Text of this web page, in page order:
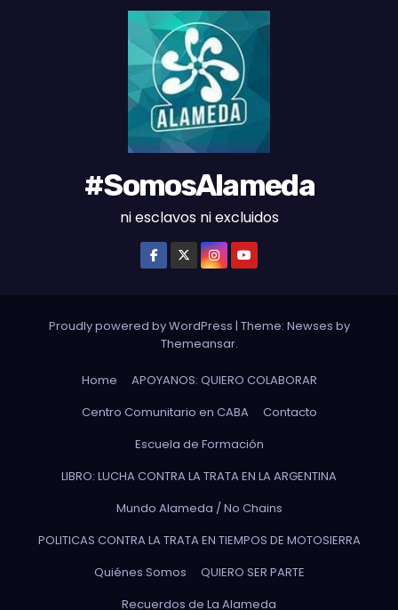
#SomosAlameda
ni esclavos ni excluidos
Proudly powered by WordPress | Theme: Newses by
Themeansar.
Home
APOYANOS: QUIERO COLABORAR
Centro Comunitario en CABA
Contacto
Escuela de Formación
LIBRO: LUCHA CONTRA LA TRATA EN LA ARGENTINA
Mundo Alameda / No Chains
POLITICAS CONTRA LA TRATA EN TIEMPOS DE MOTOSIERRA
Quiénes Somos
QUIERO SER PARTE
Recuerdos de La Alameda